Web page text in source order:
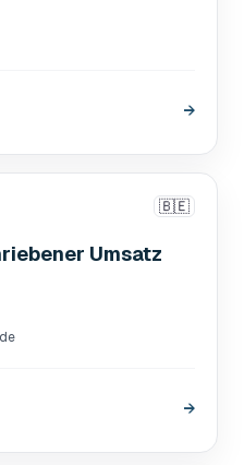
→
🇧🇪
Umsatz
→